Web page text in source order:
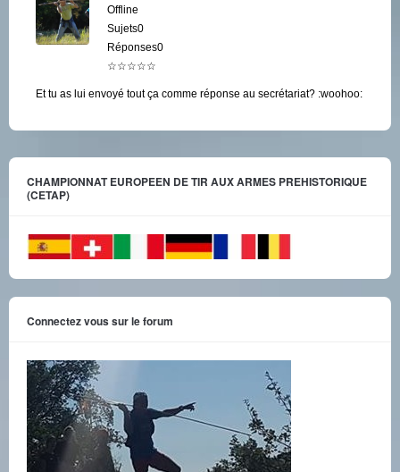
Offline
Sujets0
Réponses0
☆☆☆☆☆
Et tu as lui envoyé tout ça comme réponse au secrétariat? :woohoo:
CHAMPIONNAT EUROPEEN DE TIR AUX ARMES PREHISTORIQUE
(CETAP)
Connectez vous sur le forum